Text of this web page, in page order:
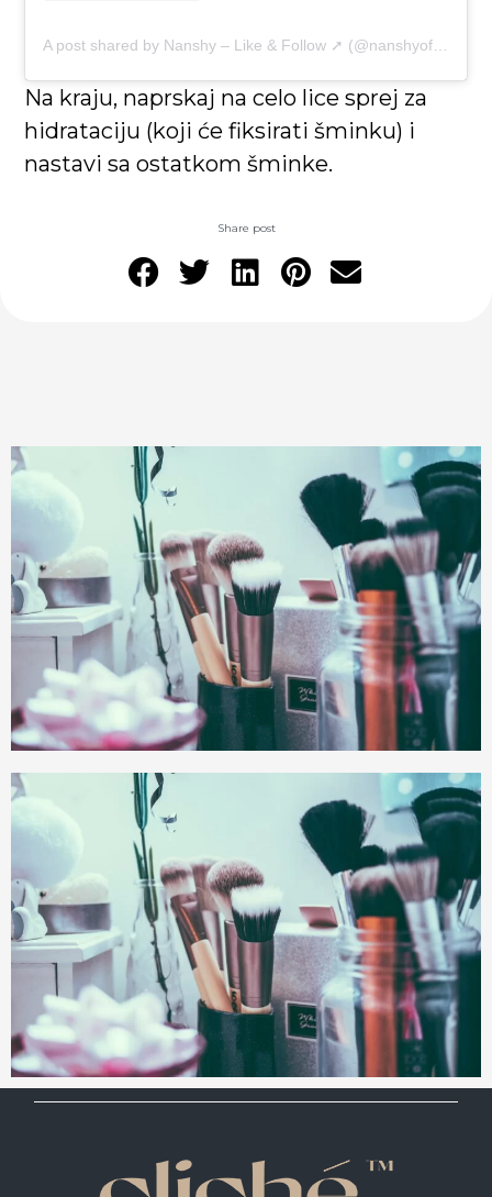
Na kraju, naprskaj na celo lice sprej za
hidrataciju (koji će fiksirati šminku) i
nastavi sa ostatkom šminke.
Share post